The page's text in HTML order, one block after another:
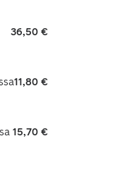
36,50 €
11,80 €
15,70 €